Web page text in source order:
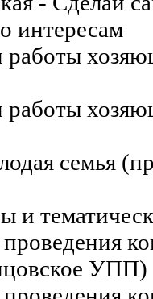
интересам
семья
и
УПП)